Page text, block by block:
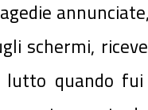
schermi,
quando